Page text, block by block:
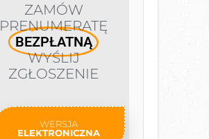
ZAMÓW
PRENUMERATĘ
BEZPŁATNĄ
WYŚLIJ
ZGŁOSZENIE
WERSJA
ELEKTRONICZNA